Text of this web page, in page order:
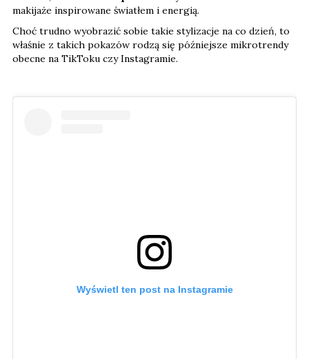
makijaże inspirowane światłem i energią.
Choć trudno wyobrazić sobie takie stylizacje na co dzień, to
właśnie z takich pokazów rodzą się późniejsze mikrotrendy
obecne na TikToku czy Instagramie.
Wyświetl ten post na Instagramie